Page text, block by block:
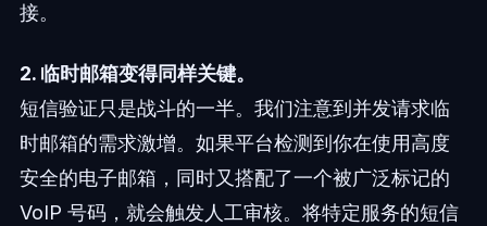
接。
2. 临时邮箱变得同样关键。
短信验证只是战斗的一半。我们注意到并发请求临
时邮箱的需求激增。如果平台检测到你在使用高度
安全的电子邮箱，同时又搭配了一个被广泛标记的
VoIP 号码，就会触发人工审核。将特定服务的短信